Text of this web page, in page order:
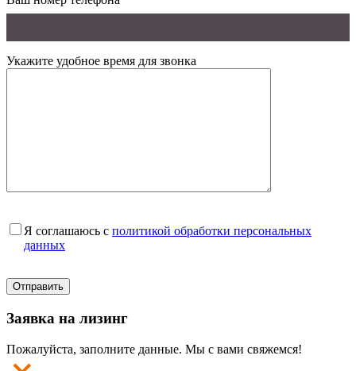
Укажите удобное время для звонка
Я соглашаюсь с политикой обработки персональных
данных
Заявка на лизинг
Пожалуйста, заполните данные. Мы с вами свяжемся!